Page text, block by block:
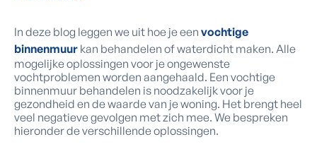
In deze blog leggen we uit hoe je een vochtige
binnenmuur kan behandelen of waterdicht maken. Alle
mogelijke oplossingen voor je ongewenste
vochtproblemen worden aangehaald. Een vochtige
binnenmuur behandelen is noodzakelijk voor je
gezondheid en de waarde van je woning. Het brengt heel
veel negatieve gevolgen met zich mee. We bespreken
hieronder de verschillende oplossingen.